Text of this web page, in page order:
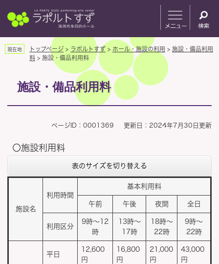
の
先
ー
を
現在地 トップページ > ラポルトすず > ホール・施設の利用 > 施設・備品利用
料 > 施設・備品利用料
施設・備品利用料
ページID：0001369 更新日：2024年7月30日更新
〇施設利用料
表のサイズを切り替える
施設名
利用時間
基本利用料
午前 午後 夜間 全日
利用区分
9時～12
時
13時～
17時
18時～
22時
9時～
22時
平日
12,600
円
16,800
円
21,000
円
43,000
円